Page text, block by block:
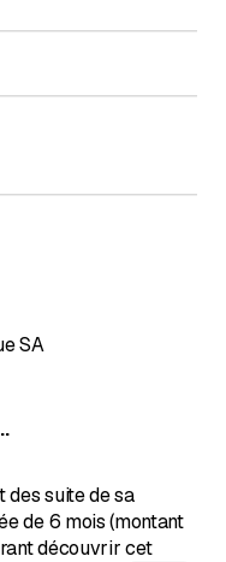
SA
des suite de sa
de 6 mois (montant
découvrir cet